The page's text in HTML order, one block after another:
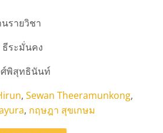
รายวิชา
ระมั่นคง
พิสุทธินันท์
, Sewan Theeramunkong,
, กฤษฎา สุขเกษม